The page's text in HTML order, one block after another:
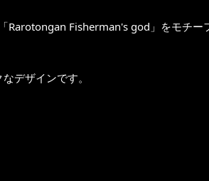
Rarotongan Fisherman's god」をモチ
デザインです。